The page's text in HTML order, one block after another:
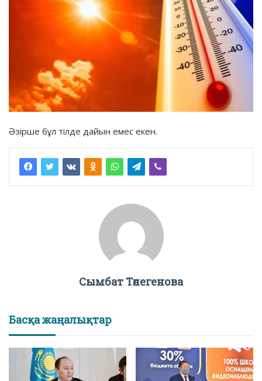
Әзірше бұл тілде дайын емес екен.
Сымбат Төлегенова
Басқа жаңалықтар